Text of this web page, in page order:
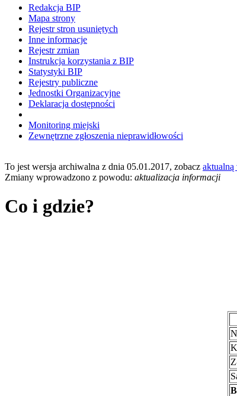
Redakcja BIP
Mapa strony
Rejestr stron usuniętych
Inne informacje
Rejestr zmian
Instrukcja korzystania z BIP
Statystyki BIP
Rejestry publiczne
Jednostki Organizacyjne
Deklaracja dostępności
Monitoring miejski
Zewnętrzne zgłoszenia nieprawidłowości
To jest wersja archiwalna z dnia 05.01.2017, zobacz aktualną
Zmiany wprowadzono z powodu: aktualizacja informacji
Co i gdzie?